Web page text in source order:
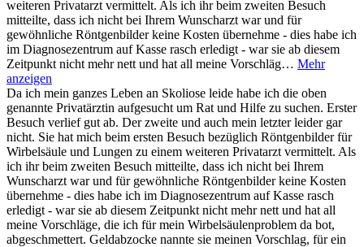
weiteren Privatarzt vermittelt. Als ich ihr beim zweiten Besuch
mitteilte, dass ich nicht bei Ihrem Wunscharzt war und für
gewöhnliche Röntgenbilder keine Kosten übernehme - dies habe ich
im Diagnosezentrum auf Kasse rasch erledigt - war sie ab diesem
Zeitpunkt nicht mehr nett und hat all meine Vorschläg… Mehr
anzeigen
Da ich mein ganzes Leben an Skoliose leide habe ich die oben
genannte Privatärztin aufgesucht um Rat und Hilfe zu suchen. Erster
Besuch verlief gut ab. Der zweite und auch mein letzter leider gar
nicht. Sie hat mich beim ersten Besuch bezüglich Röntgenbilder für
Wirbelsäule und Lungen zu einem weiteren Privatarzt vermittelt. Als
ich ihr beim zweiten Besuch mitteilte, dass ich nicht bei Ihrem
Wunscharzt war und für gewöhnliche Röntgenbilder keine Kosten
übernehme - dies habe ich im Diagnosezentrum auf Kasse rasch
erledigt - war sie ab diesem Zeitpunkt nicht mehr nett und hat all
meine Vorschläge, die ich für mein Wirbelsäulenproblem da bot,
abgeschmettert. Geldabzocke nannte sie meinen Vorschlag, für ein